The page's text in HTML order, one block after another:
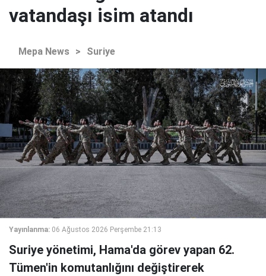
vatandaşı isim atandı
Mepa News > Suriye
Yayınlanma: 06 Ağustos 2026 Perşembe 21:13
Suriye yönetimi, Hama'da görev yapan 62.
Tümen'in komutanlığını değiştirerek